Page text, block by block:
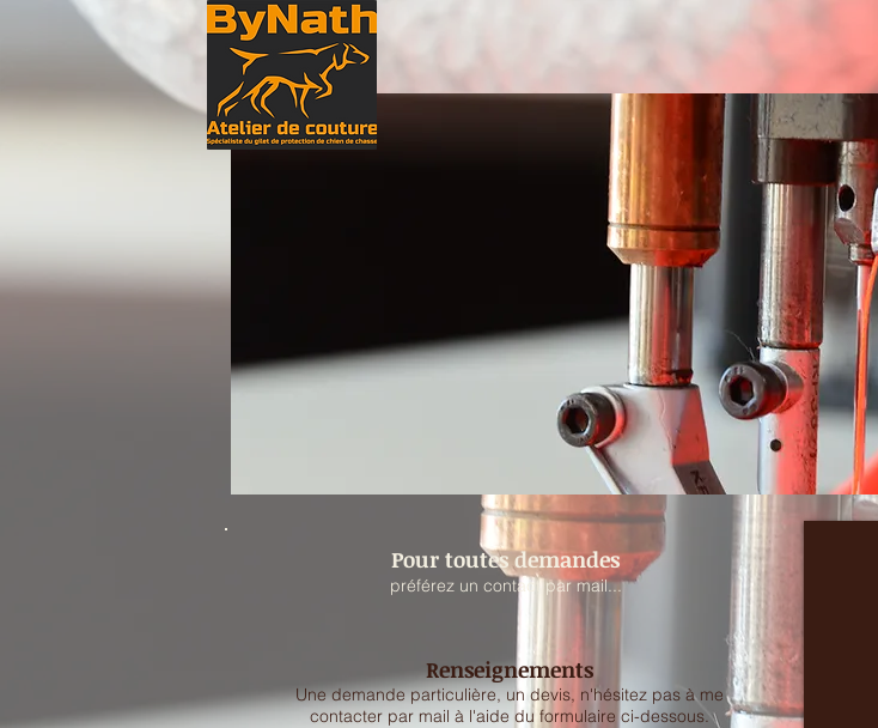
Pour toutes demandes
préférez un contact par mail...
Renseignements
Une demande particulière, un devis, n'hésitez pas à me
contacter par mail à l'aide du formulaire ci-dessous.